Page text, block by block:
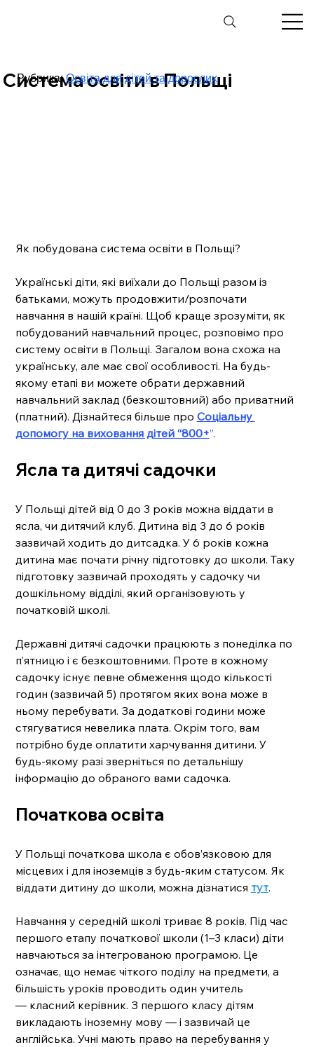
Система освіти в Польщі
Як побудована система освіти в Польщі?
Українські діти, які виїхали до Польщі разом із
батьками, можуть продовжити/розпочати
навчання в нашій країні. Щоб краще зрозуміти, як
побудований навчальний процес, розповімо про
систему освіти в Польщі. Загалом вона схожа на
українську, але має свої особливості. На будь-
якому етапі ви можете обрати державний
навчальний заклад (безкоштовний) або приватний
(платний). Дізнайтеся більше про Соціальну
допомогу на виховання дітей “800+”.
Ясла та дитячі садочки
У Польщі дітей від 0 до 3 років можна віддати в
ясла, чи дитячий клуб. Дитина від 3 до 6 років
зазвичай ходить до дитсадка. У 6 років кожна
дитина має почати річну підготовку до школи. Таку
підготовку зазвичай проходять у садочку чи
дошкільному відділі, який організовують у
початковій школі.
Державні дитячі садочки працюють з понеділка по
п’ятницю і є безкоштовними. Проте в кожному
садочку існує певне обмеження щодо кількості
годин (зазвичай 5) протягом яких вона може в
ньому перебувати. За додаткові години може
стягуватися невелика плата. Окрім того, вам
потрібно буде оплатити харчування дитини. У
будь-якому разі зверніться по детальнішу
інформацію до обраного вами садочка.
Початкова освіта
У Польщі початкова школа є обов’язковою для
місцевих і для іноземців з будь-яким статусом. Як
віддати дитину до школи, можна дізнатися тут.
Навчання у середній школі триває 8 років. Під час
першого етапу початкової школи (1–3 класи) діти
навчаються за інтегрованою програмою. Це
означає, що немає чіткого поділу на предмети, а
більшість уроків проводить один учитель
— класний керівник. З першого класу дітям
викладають іноземну мову — і зазвичай це
англійська. Учні мають право на перебування у
Рубрика:Освіта для дітей та дорослих